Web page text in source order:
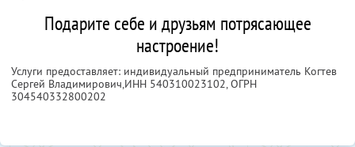
Подарите себе и друзьям потрясающее
настроение!
Услуги предоставляет: индивидуальный предприниматель Когтев
Сергей Владимирович,ИНН 540310023102, ОГРН
304540332800202